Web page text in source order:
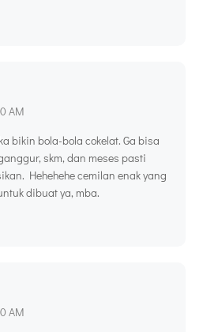
AM
bikin bola-bola cokelat. Ga bisa
skm, dan meses pasti
Hehehehe cemilan enak yang
dibuat ya, mba.
AM